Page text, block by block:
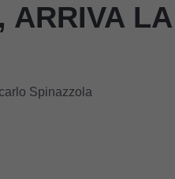
ARRIVA
Spinazzola